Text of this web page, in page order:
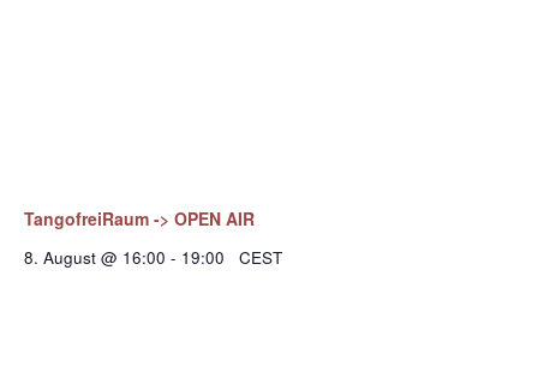
TangofreiRaum -> OPEN AIR
8. August @ 16:00 - 19:00 CEST